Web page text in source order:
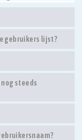
gebruikers lijst?
steeds